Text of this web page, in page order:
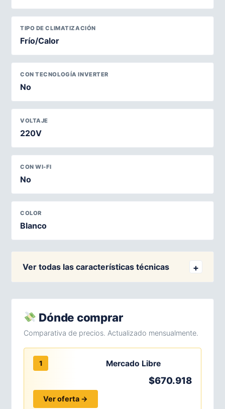
TIPO DE CLIMATIZACIÓN
Frío/Calor
CON TECNOLOGÍA INVERTER
No
VOLTAJE
220V
CON WI-FI
No
COLOR
Blanco
Ver todas las características técnicas
Dónde comprar
Comparativa de precios. Actualizado mensualmente.
1 Mercado Libre
$670.918
Ver oferta →